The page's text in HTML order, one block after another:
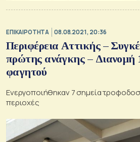
ΕΠΙΚΑΙΡΟΤΗΤΑ 08.08.2021, 20:36
Περιφέρεια Αττικής –
πρώτης ανάγκης – Διανομή
φαγητού
Ενεργοποιήθηκαν 7 σημεία
περιοχές